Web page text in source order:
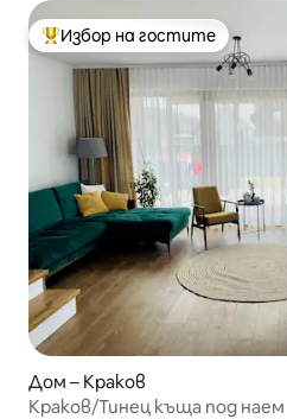
Най-популярен избор на
Избор на гостите
Дом – Краков
Краков/Тинец къща под наем